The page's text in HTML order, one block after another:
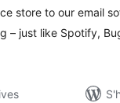
store to our email
– just like Spotify,